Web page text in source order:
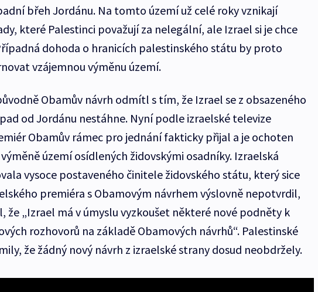
břeh Jordánu. Na tomto území už celé roky vznikají
které Palestinci považují za nelegální, ale Izrael si je chce
dohoda o hranicích palestinského státu by proto
vzájemnou výměnu území.
Obamův návrh odmítl s tím, že Izrael se z obsazeného
od Jordánu nestáhne. Nyní podle izraelské televize
Obamův rámec pro jednání fakticky přijal a je ochoten
území osídlených židovskými osadníky. Izraelská
vysoce postaveného činitele židovského státu, který sice
premiéra s Obamovým návrhem výslovně nepotvrdil,
že „Izrael má v úmyslu vyzkoušet některé nové podněty k
rozhovorů na základě Obamových návrhů“. Palestinské
že žádný nový návrh z izraelské strany dosud neobdržely.